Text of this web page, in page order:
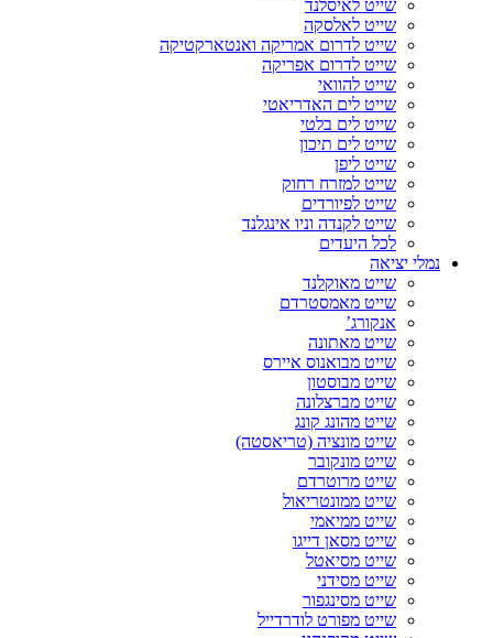
שייט לאיסלנד
שייט לאלסקה
שייט לדרום אמריקה ואנטארקטיקה
שייט לדרום אפריקה
שייט להוואי
שייט לים האדריאטי
שייט לים בלטי
שייט לים תיכון
שייט ליפן
שייט למזרח רחוק
שייט לפיורדים
שייט לקנדה וניו אינגלנד
לכל היעדים
נמלי יציאה
שייט מאוקלנד
שייט מאמסטרדם
אנקורג’
שייט מאתונה
שייט מבואנוס איירס
שייט מבוסטון
שייט מברצלונה
שייט מהונג קונג
שייט מונציה (טריאסטה)
שייט מונקובר
שייט מרוטרדם
שייט ממונטריאול
שייט ממיאמי
שייט מסאן דייגו
שייט מסיאטל
שייט מסידני
שייט מסינגפור
שייט מפורט לודרדייל